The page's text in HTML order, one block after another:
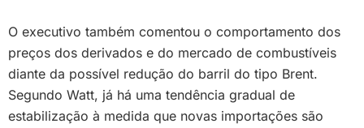
O executivo também comentou o comportamento dos
preços dos derivados e do mercado de combustíveis
diante da possível redução do barril do tipo Brent.
Segundo Watt, já há uma tendência gradual de
estabilização à medida que novas importações são